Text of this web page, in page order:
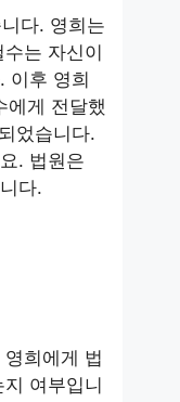
다. 영희는
는 자신이
이후 영희
에게 전달했
었습니다.
. 법원은
다.
희에게 법
여부입니